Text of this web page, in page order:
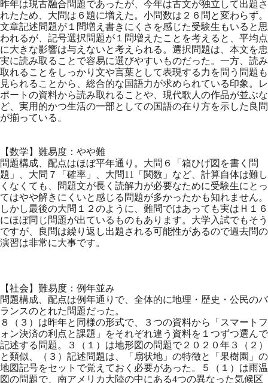
昨年は現古融合問題であったが、今年は古文が独立して出題さ
れたため、大問は６題に増えた。小問数は２６問と変わらず。
文章記述問題が１問増え書きにくさを感じた受験生もいると思
われるが、記号選択問題が１問増えたことを考えると、平均点
に大きな影響は与えないと考えられる。選択問題は、本文を忠
実に読み取ることで容易に選びやすいものだった。一方、読み
取れることをしっかり文や言葉として表現する力を問う問題も
見られることから、総合的な国語力が求められている印象。レ
ポートの資料から読み取れることや、現代歌人の作品が並ぶな
ど、実用的かつ生活の一部としての国語の在り方を示した良問
が揃っている。
【数学】難易度：やや難
問題構成、配点はほぼ平年通り。大問６「箱ひげ図を書く問
題」、大問７「確率」、大問11「関数」など、計算自体は難し
くなくても、問題文が長く読解力が必要なために受験生にとっ
てはやや解きにくいと感じる問題が多かったかも知れません。
しかし最後の大問１２のように、難問ではあっても実はＨ１６
にほぼ同じ問題が出ているものもあります。大学入試でもそう
ですが、良問は繰り返し出題される可能性があるので過去問の
演習は非常に大事です。
【社会】難易度：例年並み
問題構成、配点は例年通りで、全体的に地理・歴史・公民のバ
ランスのとれた問題だった。
８（３）は昨年と同様の形式で、３つの資料から「スマートフ
ォン決済の利点と課題」をそれぞれ違う資料を１つずつ選んで
記述する問題。３（１）は地形図の問題で２０２０年３（２）
と類似、（３）記述問題は、「扇状地」の特徴と「果樹園」の
地図記号をセットで覚えておく必要があった。５（１）は雨温
図の問題で、南アメリカ大陸の中にある4つの異なった気候区